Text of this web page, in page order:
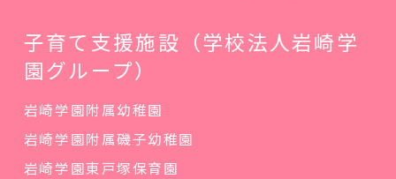
子育て支援施設（学校法人岩崎学
園グループ）
岩崎学園附属幼稚園
岩崎学園附属磯子幼稚園
岩崎学園東戸塚保育園